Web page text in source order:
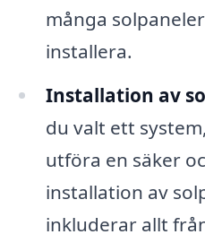
många
installera.
Installation av
du valt ett
utföra en säker
installation av
inkluderar allt